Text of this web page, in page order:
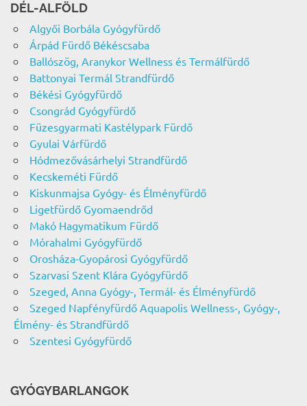
DÉL-ALFÖLD
Algyői Borbála Gyógyfürdő
Árpád Fürdő Békéscsaba
Ballószög, Aranykor Wellness és Termálfürdő
Battonyai Termál Strandfürdő
Békési Gyógyfürdő
Csongrád Gyógyfürdő
Füzesgyarmati Kastélypark Fürdő
Gyulai Várfürdő
Hódmezővásárhelyi Strandfürdő
Kecskeméti Fürdő
Kiskunmajsa Gyógy- és Élményfürdő
Ligetfürdő Gyomaendrőd
Makó Hagymatikum Fürdő
Mórahalmi Gyógyfürdő
Orosháza-Gyopárosi Gyógyfürdő
Szarvasi Szent Klára Gyógyfürdő
Szeged, Anna Gyógy-, Termál- és Élményfürdő
Szeged Napfényfürdő Aquapolis Wellness-, Gyógy-,
Élmény- és Strandfürdő
Szentesi Gyógyfürdő
GYÓGYBARLANGOK